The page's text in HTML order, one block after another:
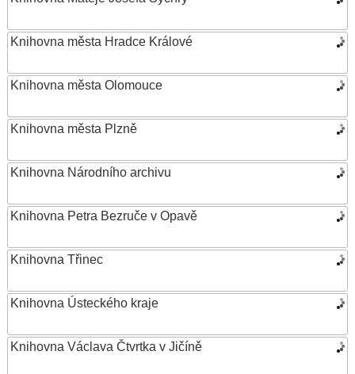
Knihovna města Hradce Králové
Knihovna města Olomouce
Knihovna města Plzně
Knihovna Národního archivu
Knihovna Petra Bezruče v Opavě
Knihovna Třinec
Knihovna Ústeckého kraje
Knihovna Václava Čtvrtka v Jičíně